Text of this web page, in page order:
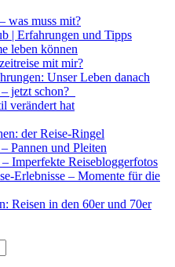
was muss mit?
| Erfahrungen und Tipps
leben können
mit mir?
Unser Leben danach
jetzt schon?
verändert hat
der Reise-Ringel
Pannen und Pleiten
Imperfekte Reisebloggerfotos
Erlebnisse – Momente für die
Reisen in den 60er und 70er